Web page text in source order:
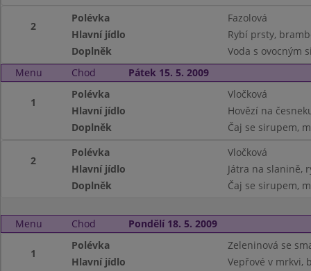
2
Polévka
Fazolová
Hlavní jídlo
Rybí prsty,
Doplněk
Voda s ovocným
Menu
Chod Pátek 15. 5. 2009
1
Polévka
Vločková
Hlavní jídlo
Hovězí na
Doplněk
Čaj se sirupem,
2
Polévka
Vločková
Hlavní jídlo
Játra na slanině,
Doplněk
Čaj se sirupem,
Menu Chod Pondělí 18. 5. 2009
1
Polévka
Zeleninová se
Hlavní jídlo
Vepřové v mrkvi,